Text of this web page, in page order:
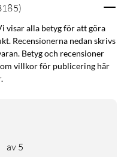
)
visar alla betyg för att göra
Recensionerna nedan skrivs
Betyg och recensioner
om villkor för publicering här
av 5